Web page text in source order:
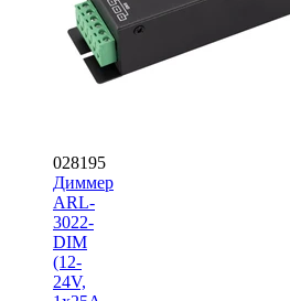
028195
Диммер
ARL-
3022-
DIM
(12-
24V,